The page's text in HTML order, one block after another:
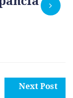
Next Post